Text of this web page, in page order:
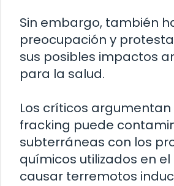
Sin embargo, también
preocupación y
sus posibles impactos
para la salud.
Los críticos argumentan
fracking puede
subterráneas con los
químicos utilizados en
causar terremotos